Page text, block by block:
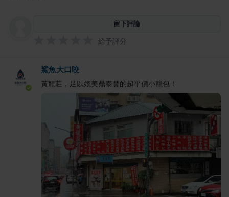
留下評論
給予評分
鯊魚大口咬
黃龍莊，足以媲美鼎泰豐的超平價小籠包！